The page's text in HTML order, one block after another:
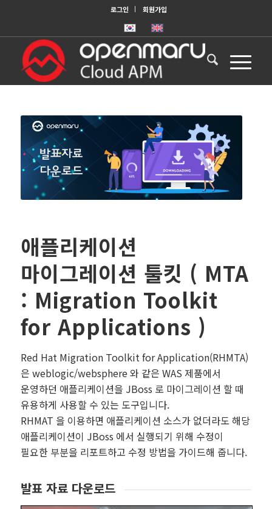
로그인 회원가입
애플리케이션
마이그레이션 툴킷 ( MTA
: Migration Toolkit
for Applications )
Red Hat Migration Toolkit for Application(RHMTA)
은 weblogic/websphere 와 같은 WAS 제품에서
운영하던 애플리케이션을 JBoss 로 마이그레이션 할 때
유용하게 사용할 수 있는 도구입니다.
RHMAT 을 이용하면 애플리케이션 소스가 없더라도 해당
애플리케이션이 JBoss 에서 실행되기 위해 수정이
필요한 부분을 리포트하고 수정 방법을 가이드해 줍니다.
발표 자료 다운로드